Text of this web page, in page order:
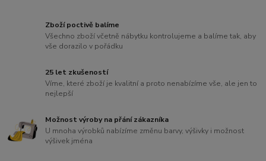
Zboží poctivě balíme
Všechno zboží včetně nábytku kontrolujeme a balíme tak, aby
vše dorazilo v pořádku
25 let zkušeností
Víme, které zboží je kvalitní a proto nenabízíme vše, ale jen to
nejlepší
Možnost výroby na přání zákazníka
U mnoha výrobků nabízíme změnu barvy, výšivky i možnost
výšivek jména